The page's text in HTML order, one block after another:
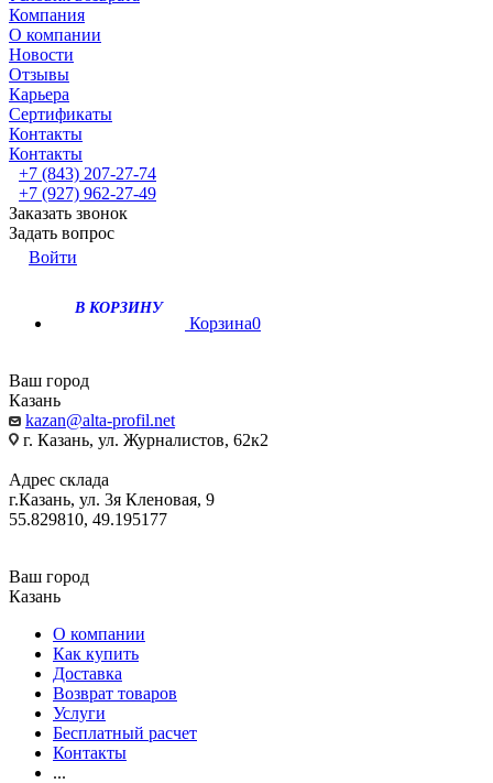
Компания
О компании
Новости
Отзывы
Карьера
Сертификаты
Контакты
Контакты
+7 (843) 207-27-74
+7 (927) 962-27-49
Заказать звонок
Задать вопрос
Войти
В КОРЗИНУ
Корзина0
Ваш город
Казань
kazan@alta-profil.net
г. Казань, ул. Журналистов, 62к2
Адрес склада
г.Казань, ул. 3я Кленовая, 9
55.829810, 49.195177
Ваш город
Казань
О компании
Как купить
Доставка
Возврат товаров
Услуги
Бесплатный расчет
Контакты
...